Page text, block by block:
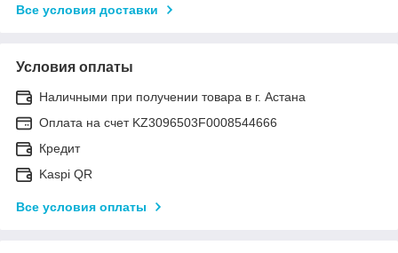
Все условия доставки
Условия оплаты
Наличными при получении товара в г. Астана
Оплата на счет KZ3096503F0008544666
Кредит
Kaspi QR
Все условия оплаты